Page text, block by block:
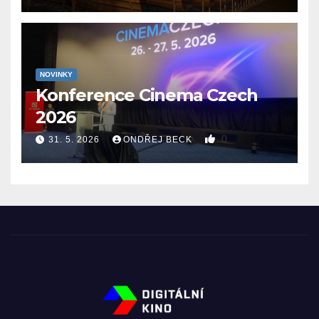
NOVINKY
Konference Cinema Czech
2026
31. 5. 2026 ONDŘEJ BECK 0